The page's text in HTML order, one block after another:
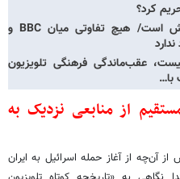
کرد؟
صداوسیما رسانه مرگ فروش است/ هیچ تفاوتی میان BBC و
عقب‌ماندگی فرهنگی تلویزیون
از منابعی نزدیک به
آن‌چه از آغاز حمله اسرائیل به ایران